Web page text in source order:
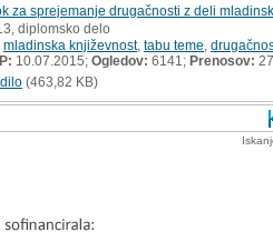
za sprejemanje drugačnosti z deli
diplomsko delo
mladinska književnost, tabu teme
10.07.2015; Ogledov: 6141; Prenosov:
(463,82 KB)